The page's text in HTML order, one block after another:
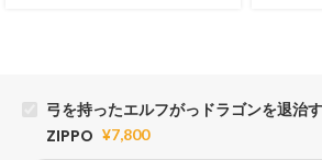
弓を持ったエルフがっドラゴンを退治
ZIPPO ¥7,800